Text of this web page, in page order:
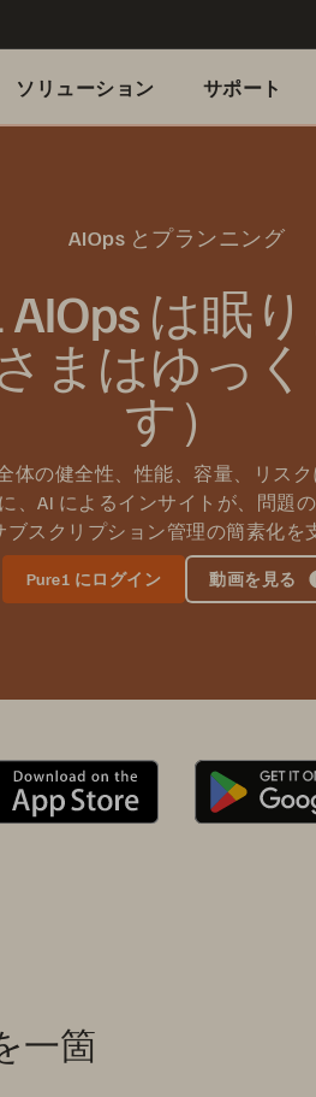
ソリューション サポート
AIOps とプランニング
AIOps は眠
まはゆっ
す）
体の健全性、性能、容量、リス
、AI によるインサイトが、問題
ブスクリプション管理の簡素化を
Pure1 にログイン 動画を見る
一箇